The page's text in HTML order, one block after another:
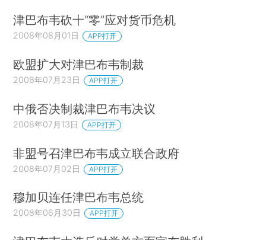
津巴布韦砍十“零”应对货币危机
2008年08月01日 APP打开
欧盟扩大对津巴布韦制裁
2008年07月23日 APP打开
中俄否决制裁津巴布韦决议
2008年07月13日 APP打开
非盟号召津巴布韦成立联合政府
2008年07月02日 APP打开
穆加贝连任津巴布韦总统
2008年06月30日 APP打开